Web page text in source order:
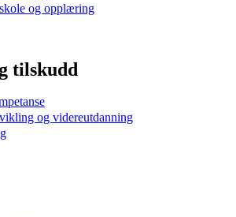
og opplæring
tilskudd
og videreutdanning